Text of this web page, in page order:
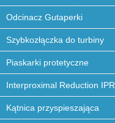
Odcinacz Gutaperki
Szybkozłączka do turbiny
Piaskarki protetyczne
Interproximal Reduction IPR
Kątnica przyspieszająca